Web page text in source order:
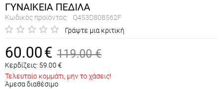
ΓΥΝΑΙΚΕΙΑ ΠΕΔΙΛΑ
Κωδικός προϊόντος:
Q453D808562F
Γράψτε μια κριτική
60.00€ 119.00 €
Κερδίζεις: 59.00 €
Τελευταίο κομμάτι, μην το χάσεις!
Άμεσα διαθέσιμο